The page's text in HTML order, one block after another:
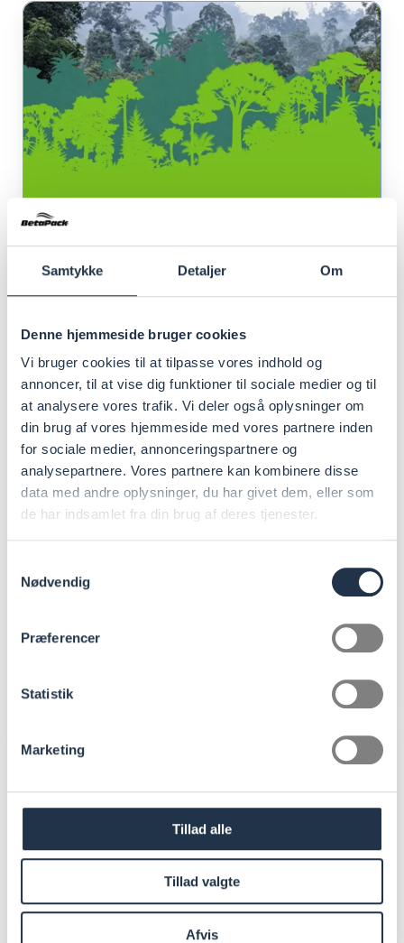
Samtykke Detaljer Om
Denne hjemmeside bruger cookies
Vi bruger cookies til at tilpasse vores indhold og
annoncer, til at vise dig funktioner til sociale medier og til
at analysere vores trafik. Vi deler også oplysninger om
din brug af vores hjemmeside med vores partnere inden
for sociale medier, annonceringspartnere og
analysepartnere. Vores partnere kan kombinere disse
data med andre oplysninger, du har givet dem, eller som
de har indsamlet fra din brug af deres tjenester.
Nødvendig
Præferencer
Statistik
Marketing
Tillad alle
Tillad valgte
Afvis
FSC®
Forest
Week
2024
–
BetaPack
fremmer
ansvarligt
skovbrug
🌍
Pap emballage
FSC® Forest Week 2024 – BetaPack
fremmer ansvarligt skovbrug 🌍
Hos BetaPack er vi FSC®-certificerede og
engagerede i at fremme ansvarligt skovbrug
gennem hele vore …
Læs nyheden
til
Karla!